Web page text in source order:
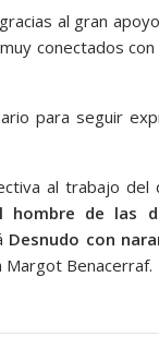
al gran
conectados
para seguir
al trabajo
hombre de las
Desnudo con
Margot Benacerraf.